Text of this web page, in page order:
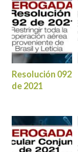
Resolución 092
de 2021